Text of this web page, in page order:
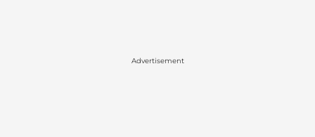
Advertisement